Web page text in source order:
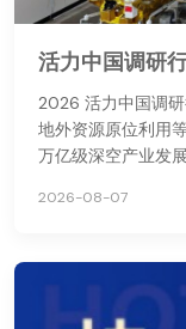
活力中国调研
2026 活力中国调
地外资源原位利用
万亿级深空产业发展
2026-08-07